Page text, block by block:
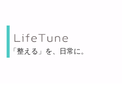
「整える」を、⽇常に。